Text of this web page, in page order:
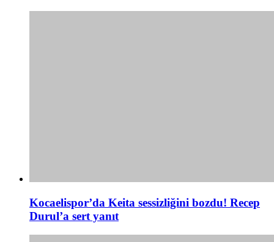
Kocaelispor’da Keita sessizliğini bozdu! Recep
Durul’a sert yanıt